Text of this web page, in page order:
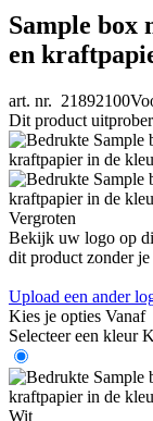
Sample box
en
art. nr. 21892100
Dit product
Vergroten
Bekijk uw logo op
dit product zonder
Upload een ander
Kies je opties Vanaf
Selecteer een kleur
Wit